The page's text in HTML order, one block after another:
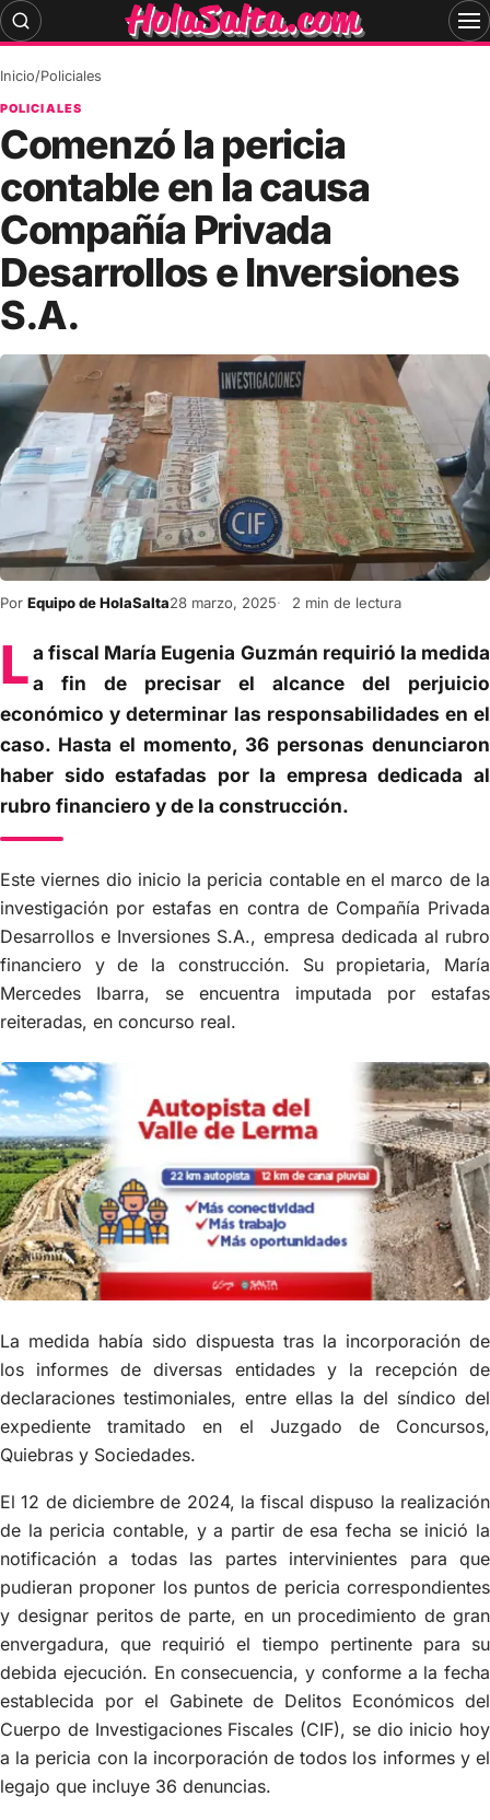
Skip
to
Inicio/Policiales
POLICIALES
Comenzó la pericia
contable en la causa
Compañía Privada
Desarrollos e Inversiones
S.A.
Por Equipo de HolaSalta28 marzo, 2025 2 min de lectura
La fiscal María Eugenia Guzmán requirió la medida
a fin de precisar el alcance del perjuicio
económico y determinar las responsabilidades en el
caso. Hasta el momento, 36 personas denunciaron
haber sido estafadas por la empresa dedicada al
rubro financiero y de la construcción.
Este viernes dio inicio la pericia contable en el marco de la
investigación por estafas en contra de Compañía Privada
Desarrollos e Inversiones S.A., empresa dedicada al rubro
financiero y de la construcción. Su propietaria, María
Mercedes Ibarra, se encuentra imputada por estafas
reiteradas, en concurso real.
La medida había sido dispuesta tras la incorporación de
los informes de diversas entidades y la recepción de
declaraciones testimoniales, entre ellas la del síndico del
expediente tramitado en el Juzgado de Concursos,
Quiebras y Sociedades.
El 12 de diciembre de 2024, la fiscal dispuso la realización
de la pericia contable, y a partir de esa fecha se inició la
notificación a todas las partes intervinientes para que
pudieran proponer los puntos de pericia correspondientes
y designar peritos de parte, en un procedimiento de gran
envergadura, que requirió el tiempo pertinente para su
debida ejecución. En consecuencia, y conforme a la fecha
establecida por el Gabinete de Delitos Económicos del
Cuerpo de Investigaciones Fiscales (CIF), se dio inicio hoy
a la pericia con la incorporación de todos los informes y el
legajo que incluye 36 denuncias.